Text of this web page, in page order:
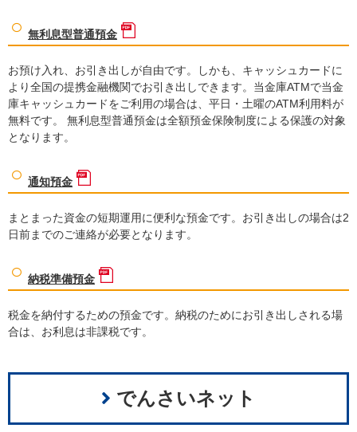
各種ご相談
当金庫について
店舗・ATM
採用情報
無利息型普通預金
お預け入れ、お引き出しが自由です。しかも、キャッシュカードに
より全国の提携金融機関でお引き出しできます。当金庫ATMで当金
庫キャッシュカードをご利用の場合は、平日・土曜のATM利用料が
無料です。 無利息型普通預金は全額預金保険制度による保護の対象
となります。
通知預金
まとまった資金の短期運用に便利な預金です。お引き出しの場合は2
日前までのご連絡が必要となります。
納税準備預金
税金を納付するための預金です。納税のためにお引き出しされる場
合は、お利息は非課税です。
でんさいネット